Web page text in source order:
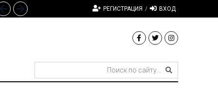
РЕГИСТРАЦИЯ / ВХОД